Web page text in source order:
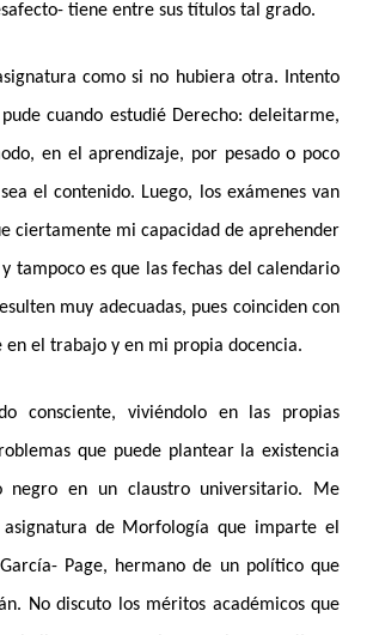
tiene entre sus títulos tal grado.
como si no hubiera otra. Intento
cuando estudié Derecho: deleitarme,
en el aprendizaje, por pesado o poco
el contenido. Luego, los exámenes van
ciertamente mi capacidad de aprehender
tampoco es que las fechas del calendario
muy adecuadas, pues coinciden con
en el trabajo y en mi propia docencia.
consciente, viviéndolo en las propias
que puede plantear la existencia
negro en un claustro universitario. Me
de Morfología que imparte el
Page, hermano de un político que
No discuto los méritos académicos que